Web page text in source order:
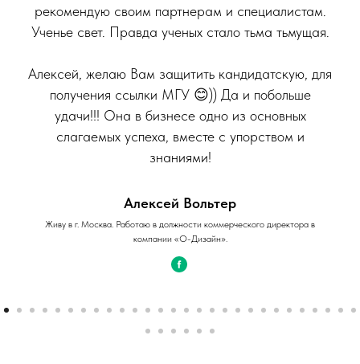
рекомендую своим партнерам и специалистам.
Ученье свет. Правда ученых стало тьма тьмущая.
Алексей, желаю Вам защитить кандидатскую, для
получения ссылки МГУ 😊)) Да и побольше
удачи!!! Она в бизнесе одно из основных
слагаемых успеха, вместе с упорством и
знаниями!
Алексей Вольтер
Живу в г. Москва. Работаю в должности коммерческого директора в
компании «О-Дизайн».